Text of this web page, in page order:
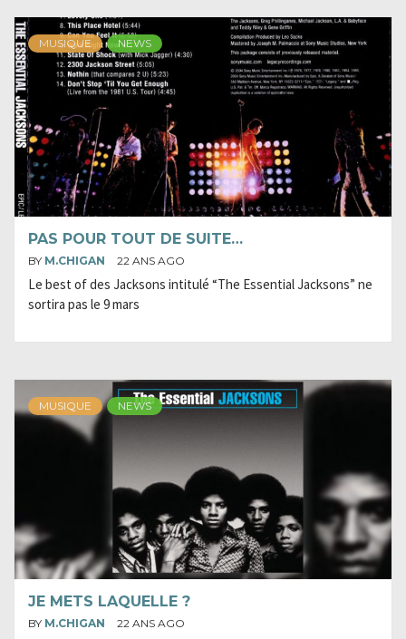
MUSIQUE NEWS
PAS POUR TOUT DE SUITE…
BY M.CHIGAN 22 ANS AGO
Le best of des Jacksons intitulé “The Essential Jacksons” ne
sortira pas le 9 mars
MUSIQUE NEWS
JE METS LAQUELLE ?
BY M.CHIGAN 22 ANS AGO